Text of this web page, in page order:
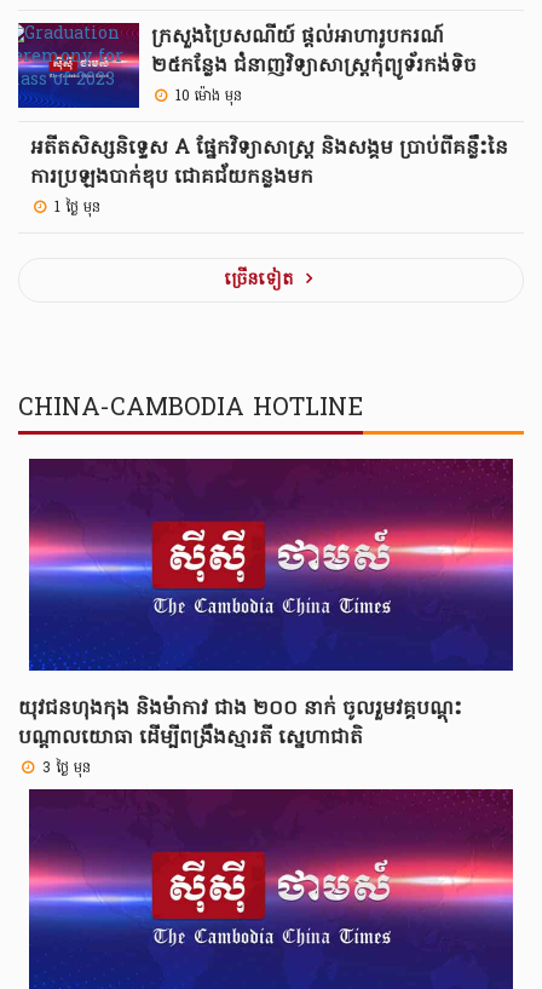
ក្រសួងប្រៃសណីយ៍ ផ្តល់អាហារូបករណ៍
២៥កន្លែង ជំនាញវិទ្យាសាស្ត្រកុំព្យូទ័រកង់ទិច
(Quantum Computing) នៅ AUPP
10 ម៉ោង មុន
អតីតសិស្សនិទ្ទេស A ផ្នែកវិទ្យាសាស្ត្រ និងសង្គម ប្រាប់ពីគន្លឹះនៃ
ការប្រឡងបាក់ឌុប ជោគជ័យកន្លងមក
1 ថ្ងៃ មុន
ច្រេីនទៀត
CHINA-CAMBODIA HOTLINE
យុវជនហុងកុង និងម៉ាកាវ ជាង ២០០ នាក់ ចូលរួមវគ្គបណ្ដុះ
បណ្ដាលយោធា ដើម្បីពង្រឹងស្មារតី ស្នេហាជាតិ
3 ថ្ងៃ មុន